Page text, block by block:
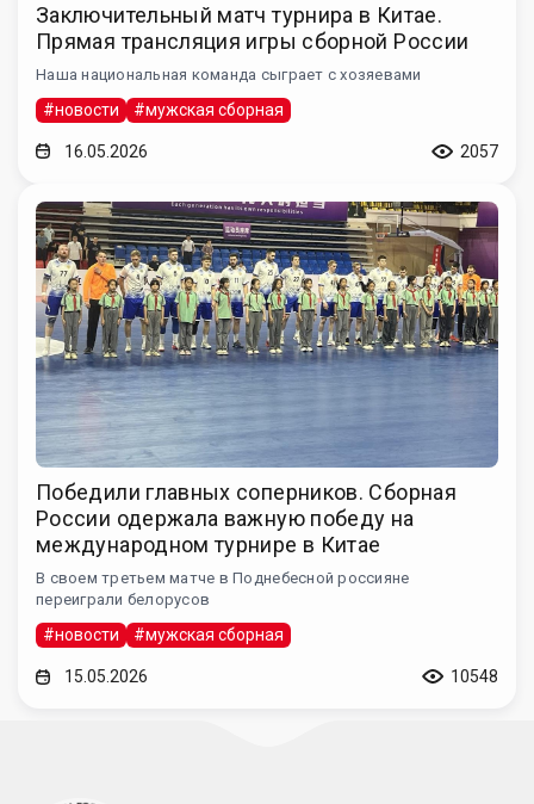
Заключительный матч турнира в Китае.
Прямая трансляция игры сборной России
Наша национальная команда сыграет с хозяевами
#новости #мужская сборная
16.05.2026 2057
Победили главных соперников. Сборная
России одержала важную победу на
международном турнире в Китае
В своем третьем матче в Поднебесной россияне
переиграли белорусов
#новости #мужская сборная
15.05.2026 10548